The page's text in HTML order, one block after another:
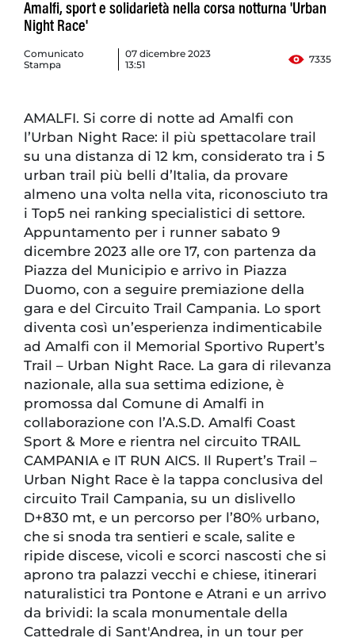
Amalfi, sport e solidarietà nella corsa notturna 'Urban
Night Race'
Comunicato
Stampa
07 dicembre 2023
13:51
7335
AMALFI. Si corre di notte ad Amalfi con
l’Urban Night Race: il più spettacolare trail
su una distanza di 12 km, considerato tra i 5
urban trail più belli d’Italia, da provare
almeno una volta nella vita, riconosciuto tra
i Top5 nei ranking specialistici di settore.
Appuntamento per i runner sabato 9
dicembre 2023 alle ore 17, con partenza da
Piazza del Municipio e arrivo in Piazza
Duomo, con a seguire premiazione della
gara e del Circuito Trail Campania. Lo sport
diventa così un’esperienza indimenticabile
ad Amalfi con il Memorial Sportivo Rupert’s
Trail – Urban Night Race. La gara di rilevanza
nazionale, alla sua settima edizione, è
promossa dal Comune di Amalfi in
collaborazione con l’A.S.D. Amalfi Coast
Sport & More e rientra nel circuito TRAIL
CAMPANIA e IT RUN AICS. Il Rupert’s Trail –
Urban Night Race è la tappa conclusiva del
circuito Trail Campania, su un dislivello
D+830 mt, e un percorso per l’80% urbano,
che si snoda tra sentieri e scale, salite e
ripide discese, vicoli e scorci nascosti che si
aprono tra palazzi vecchi e chiese, itinerari
naturalistici tra Pontone e Atrani e un arrivo
da brividi: la scala monumentale della
Cattedrale di Sant'Andrea, in un tour per